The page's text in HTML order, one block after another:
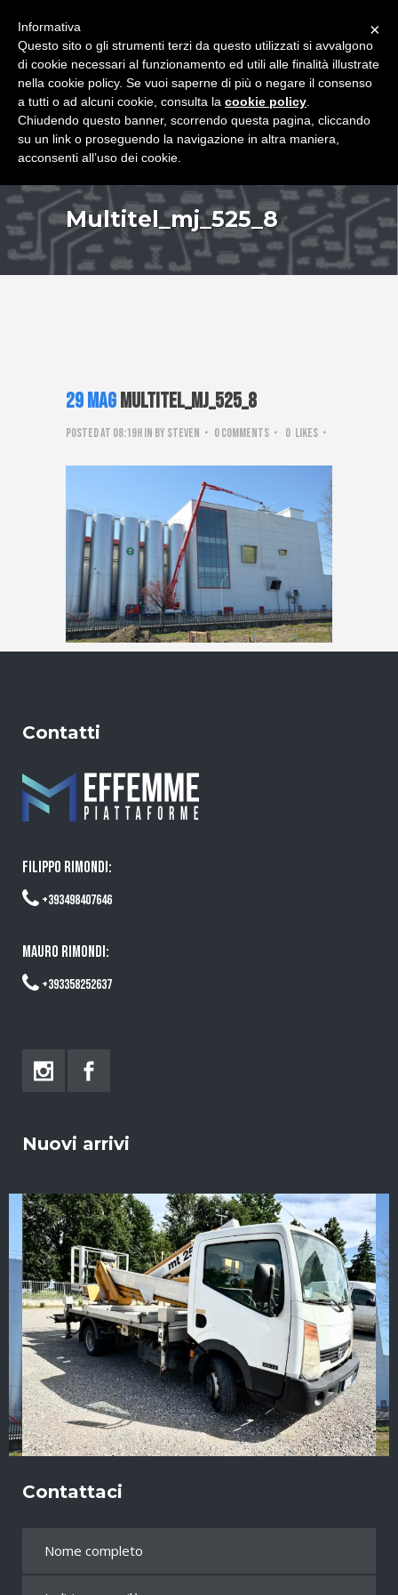
Multitel_mj_525_8
29 MagMultitel_mj_525_8
Posted at 08:19hin by steven 0 Comments 0 Likes
Contatti
FILIPPO RIMONDI:
+393498407646
MAURO RIMONDI:
+393358252637
Nuovi arrivi
Contattaci
×
Informativa
Questo sito o gli strumenti terzi da questo utilizzati si avvalgono
di cookie necessari al funzionamento ed utili alle finalità illustrate
nella cookie policy. Se vuoi saperne di più o negare il consenso
a tutti o ad alcuni cookie, consulta la cookie policy
Chiudendo questo banner, scorrendo questa pagina, cliccando
su un link o proseguendo la navigazione in altra maniera,
acconsenti all’uso dei cookie.